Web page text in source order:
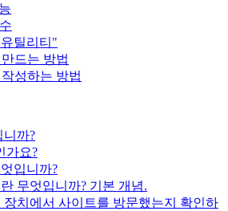
틸리티"
드는 방법
성하는 방법
까?
가요?
입니까?
무엇입니까? 기본 개념.
치에서 사이트를 방문했는지 확인하